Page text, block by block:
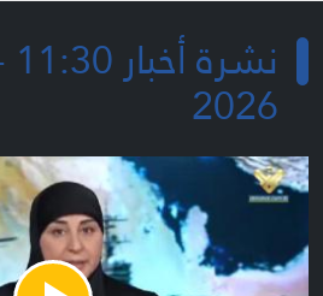
2026